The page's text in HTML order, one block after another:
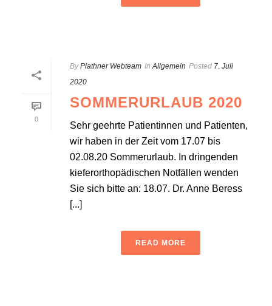
0
By Plathner Webteam In Allgemein Posted 7. Juli
2020
SOMMERURLAUB 2020
Sehr geehrte Patientinnen und Patienten,
wir haben in der Zeit vom 17.07 bis
02.08.20 Sommerurlaub. In dringenden
kieferorthopädischen Notfällen wenden
Sie sich bitte an: 18.07. Dr. Anne Beress
[...]
READ MORE